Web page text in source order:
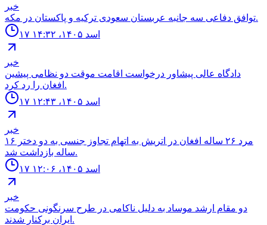
خبر
توافق دفاعى سه جانبه عربستان سعودى تركيه و پاكستان در مكه.
۱۷ اسد ۱۴۰۵، ۱۴:۳۲
خبر
دادگاه عالى پيشاور درخواست اقامت موقت دو نظامى پيشين
افغان را رد كرد.
۱۷ اسد ۱۴۰۵، ۱۲:۴۳
خبر
مرد ٢۶ ساله افغان در اتريش به اتهام تجاوز جنسى به دو دختر ١۶
ساله بازداشت شد.
۱۷ اسد ۱۴۰۵، ۱۲:۰۶
خبر
دو مقام ارشد موساد به دليل ناكامى در طرح سرنگونى حكومت
ايران بركنار شدند.